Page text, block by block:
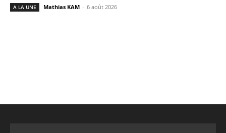
A LA UNE Mathias KAM - 6 août 2026